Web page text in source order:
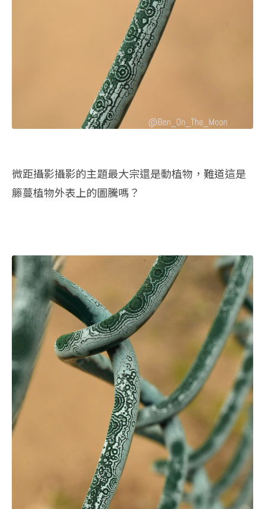
微距攝影攝影的主題最大宗還是動植物，難道這是
籐蔓植物外表上的圖騰嗎？